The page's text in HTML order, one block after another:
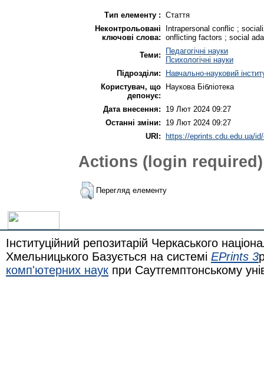
Тип елементу : Стаття
Неконтрольовані
ключові слова:
Іntrapersonal conflic ;
onflicting factors ; social
Теми:
Педагогічні науки
Психологічні науки
Підрозділи:
Навчально-науковий
Користувач, що
депонує:
Наукова Бібліотека
Дата внесення:
19 Лют 2024 09:27
Останні зміни:
19 Лют 2024 09:27
URI: https://eprints.cdu.edu.ua/
Actions (login required)
Перегляд елементу
Інституційний репозитарій Черкаського
Хмельницького Базується на системі EPrints 3
комп'ютерних наук при Саутгемптонському